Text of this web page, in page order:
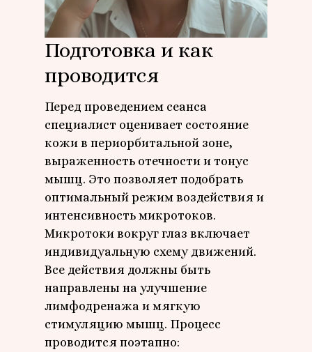
Подготовка и как
проводится
Перед проведением сеанса
специалист оценивает состояние
кожи в периорбитальной зоне,
выраженность отечности и тонус
мышц. Это позволяет подобрать
оптимальный режим воздействия и
интенсивность микротоков.
Микротоки вокруг глаз включает
индивидуальную схему движений.
Все действия должны быть
направлены на улучшение
лимфодренажа и мягкую
стимуляцию мышц. Процесс
проводится поэтапно: